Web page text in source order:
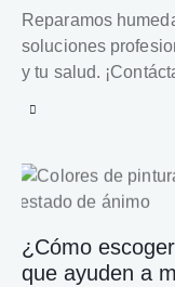
Reparamos
soluciones
y tu salud.
¿Cómo
que ayuden a